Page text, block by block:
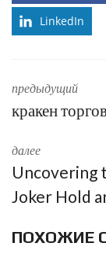
LinkedIn
предыдущий
кракен
далее
Uncovering
Joker Hold
ПОХОЖИЕ